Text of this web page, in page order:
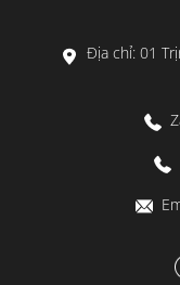
Địa chỉ: 01